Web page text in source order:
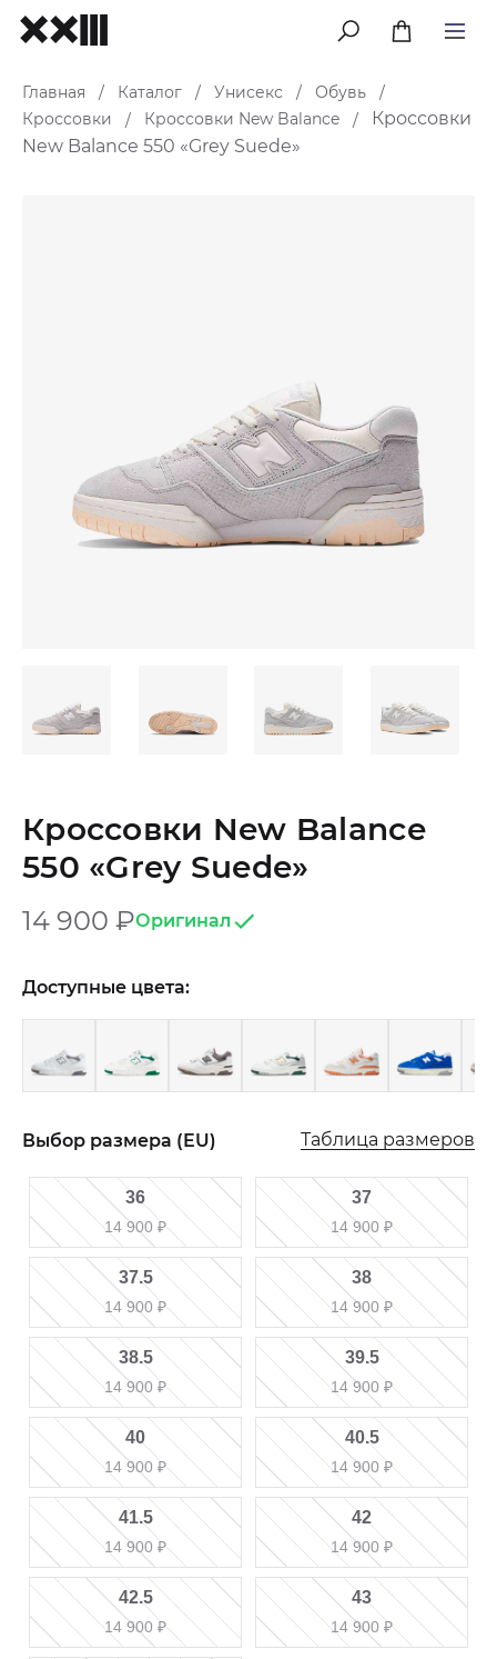
меню
Главная / Каталог / Унисекс / Обувь
/
Кроссовки
/ Кроссовки New Balance /
Кроссовки
New Balance 550 «Grey Suede»
Кроссовки New Balance
550 «Grey Suede»
14 900 ₽Оригинал
Доступные цвета:
Выбор размера (EU) Таблица размеров
36
14 900 ₽
37
14 900 ₽
37.5
14 900 ₽
38
14 900 ₽
38.5
14 900 ₽
39.5
14 900 ₽
40
14 900 ₽
40.5
14 900 ₽
41.5
14 900 ₽
42
14 900 ₽
42.5
14 900 ₽
43
14 900 ₽